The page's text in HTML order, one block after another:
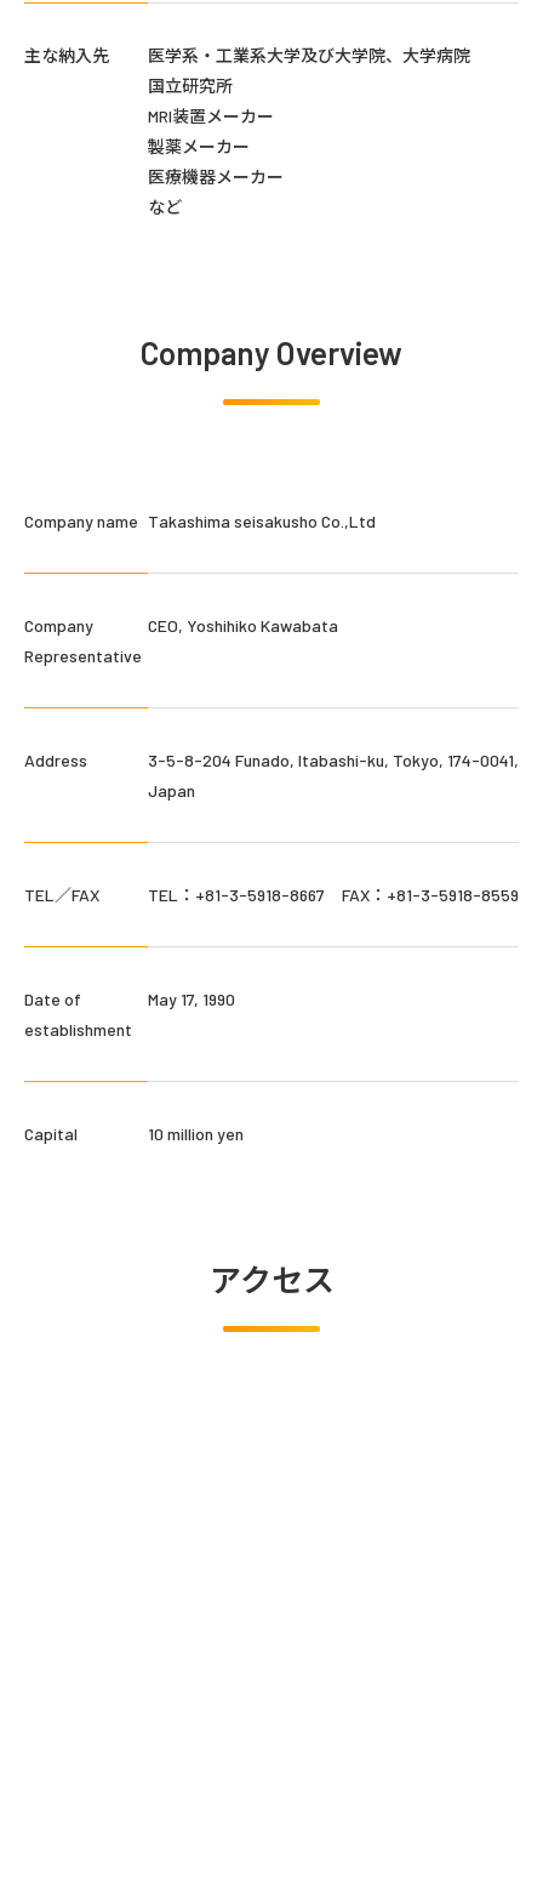
主な納入先
医学系・工業系大学及び大学院、大学病院
国立研究所
MRI装置メーカー
製薬メーカー
医療機器メーカー
など
Company Overview
Company name Takashima seisakusho Co.,Ltd
Company
Representative
CEO, Yoshihiko Kawabata
Address
3-5-8-204 Funado, Itabashi-ku, Tokyo, 174-0041,
Japan
TEL／FAX TEL：+81-3-5918-8667 FAX：+81-3-5918-8559
Date of
establishment
May 17, 1990
Capital 10 million yen
アクセス